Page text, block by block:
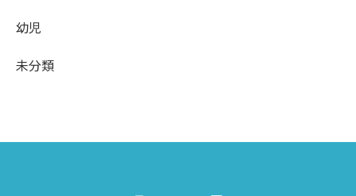
幼児
未分類